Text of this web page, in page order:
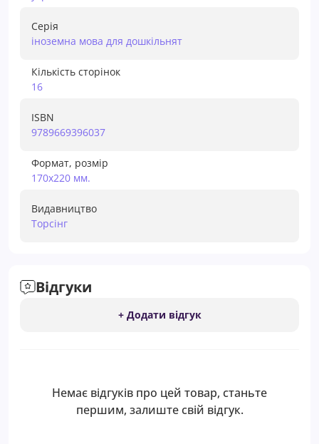
Серія
іноземна мова для дошкільнят
Кількість сторінок
16
ISBN
9789669396037
Формат, розмір
170х220 мм.
Видавництво
Торсiнг
Відгуки
+ Додати відгук
Немає відгуків про цей товар, станьте
першим, залиште свій відгук.